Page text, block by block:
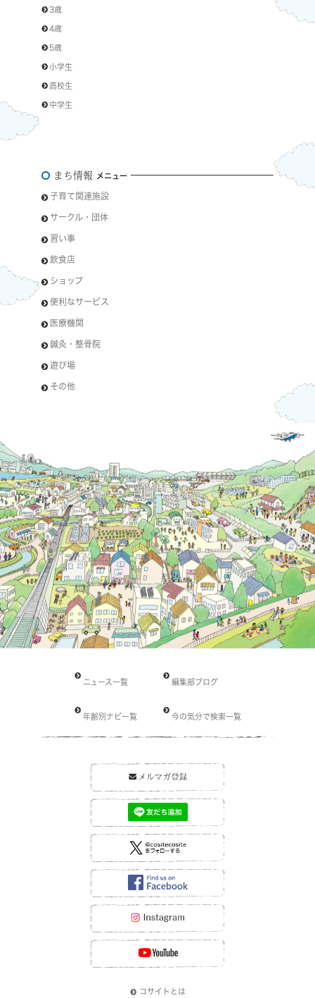
3歳
4歳
5歳
小学生
高校生
中学生
まち情報 メニュー
子育て関連施設
サークル・団体
習い事
飲食店
ショップ
便利なサービス
医療機関
鍼灸・整骨院
遊び場
その他
ニュース一覧 編集部ブログ
年齢別ナビ一覧 今の気分で検索一覧
コサイトとは